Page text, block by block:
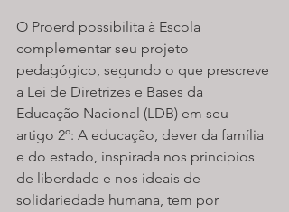
O Proerd possibilita à Escola
complementar seu projeto
pedagógico, segundo o que prescreve
a Lei de Diretrizes e Bases da
Educação Nacional (LDB) em seu
artigo 2º: A educação, dever da família
e do estado, inspirada nos princípios
de liberdade e nos ideais de
solidariedade humana, tem por